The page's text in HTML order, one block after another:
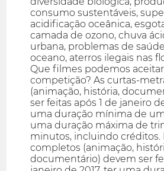
consumo sustentáveis,
acidificação oceânica,
camada de ozono, chuva
urbana, problemas de
oceano, aterros ilegais nas
Que filmes podemos aceitar
competição? As curtas-
(animação, história,
ser feitas após 1 de janeiro
uma duração mínima de
uma duração máxima de
minutos, incluindo créditos.
completos (animação,
documentário) devem ser